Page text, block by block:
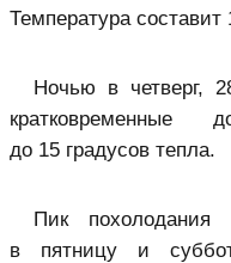
Температура
Ночью в четверг,
кратковременные
до 15 градусов тепла.
Пик похолодания
в пятницу и